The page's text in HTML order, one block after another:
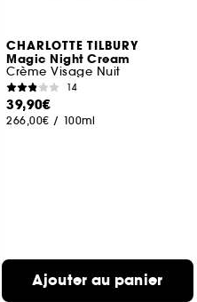
CHARLOTTE TILBURY
Magic Night Cream
Crème Visage Nuit
14
39,90€
266,00€ / 100ml
Ajouter au panier